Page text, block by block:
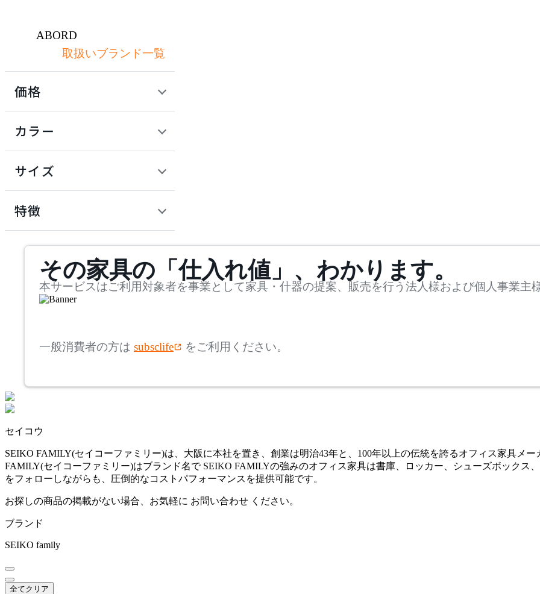
キッチン家電
オフプライス什器
ABORD
アボール
アクメファニチャー
ADAL
アダルトータルインテリ
アコレクション
アイネクス
アルナ
Andreu World
取扱いブランド一覧
価格
カラー
サイズ
mm
検索
~
~
特徴
その家具の「仕入れ値」、わかります。
本サービスはご利用対象者を事業として家具・什器の提案、販売を行う法人様および個人事業主
一般消費者の方は subsclife をご利用ください。
セイコウ
SEIKO FAMILY(セイコーファミリー)は、大阪に本社を置き、創業は明治43年と、100年以上の伝統を誇るオフィス家具メ
FAMILY(セイコーファミリー)はブランド名で SEIKO FAMILYの強みのオフィス家具は書庫、ロッカー、シューズボックス
をフォローしながらも、圧倒的なコストパフォーマンスを提供可能です。
お探しの商品の掲載がない場合、お気軽に お問い合わせ ください。
ブランド
SEIKO family
全てクリア